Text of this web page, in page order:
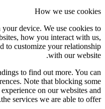
How we use cookies
device. We use cookies to
how you interact with us,
to customize your relationship
with our website.
to find out more. You can
Note that blocking some
on our websites and
the services we are able to offer.